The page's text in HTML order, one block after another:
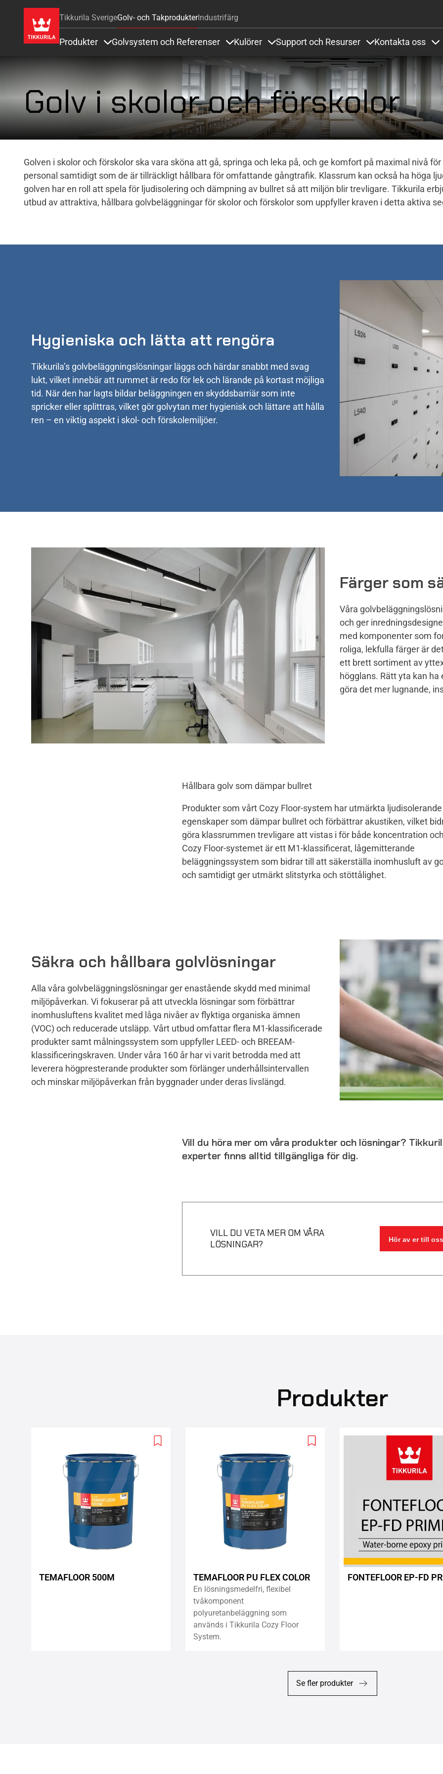
Tikkurila SverigeGolv- och TakprodukterIndustrifärg
Produkter Golvsystem och Referenser Kulörer Support och Resurser Kontakta oss
Golv i skolor och förskolor
Golven i skolor och förskolor ska vara sköna att gå, springa och leka på, och ge komfort på maximal nivå för
personal samtidigt som de är tillräckligt hållbara för omfattande gångtrafik. Klassrum kan också ha höga
golven har en roll att spela för ljudisolering och dämpning av bullret så att miljön blir trevligare. Tikkurila
utbud av attraktiva, hållbara golvbeläggningar för skolor och förskolor som uppfyller kraven i detta aktiva
Hygieniska och lätta att rengöra
Tikkurila’s golvbeläggningslösningar läggs och härdar snabbt med svag
lukt, vilket innebär att rummet är redo för lek och lärande på kortast möjliga
tid. När den har lagts bildar beläggningen en skyddsbarriär som inte
spricker eller splittras, vilket gör golvytan mer hygienisk och lättare att hålla
ren – en viktig aspekt i skol- och förskolemiljöer.
Färger som
Våra
och ger
med komponenter som
roliga, lekfulla färger är
ett brett sortiment av
högglans. Rätt yta kan
göra det mer lugnande,
Hållbara golv som dämpar bullret
Produkter som vårt Cozy Floor-system har utmärkta ljudisolerande
egenskaper som dämpar bullret och förbättrar akustiken, vilket
göra klassrummen trevligare att vistas i för både koncentration
Cozy Floor-systemet är ett M1-klassificerat, lågemitterande
beläggningssystem som bidrar till att säkerställa inomhusluft av
och samtidigt ger utmärkt slitstyrka och stöttålighet.
Säkra och hållbara golvlösningar
Alla våra golvbeläggningslösningar ger enastående skydd med minimal
miljöpåverkan. Vi fokuserar på att utveckla lösningar som förbättrar
inomhusluftens kvalitet med låga nivåer av flyktiga organiska ämnen
(VOC) och reducerade utsläpp. Vårt utbud omfattar flera M1-klassificerade
produkter samt målningssystem som uppfyller LEED- och BREEAM-
klassificeringskraven. Under våra 160 år har vi varit betrodda med att
leverera högpresterande produkter som förlänger underhållsintervallen
och minskar miljöpåverkan från byggnader under deras livslängd.
Vill du höra mer om våra produkter och lösningar?
experter finns alltid tillgängliga för dig.
VILL DU VETA MER OM VÅRA
LÖSNINGAR?
Hör av er till
Produkter
Add
TEMAFLOOR 500M
Add
TEMAFLOOR PU FLEX COLOR
En lösningsmedelfri, flexibel
tvåkomponent
polyuretanbeläggning som
används i Tikkurila Cozy Floor
System.
FONTEFLOOR EP-FD
Se fler produkter